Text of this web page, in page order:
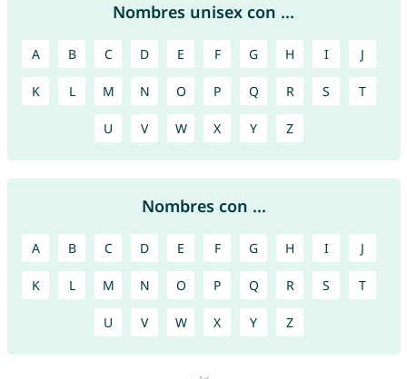
Nombres unisex con ...
A B C D E F G H I J
K L M N O P Q R S T
U V W X Y Z
Nombres con ...
A B C D E F G H I J
K L M N O P Q R S T
U V W X Y Z